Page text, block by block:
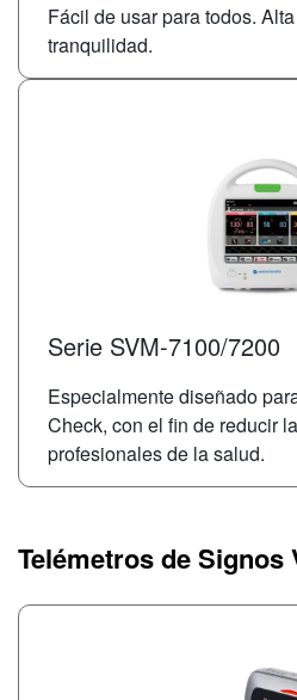
Fácil de usar para todos.
tranquilidad.
Serie SVM-7100/7200
Especialmente diseñado
Check, con el fin de reducir
profesionales de la salud.
Telémetros de Signos